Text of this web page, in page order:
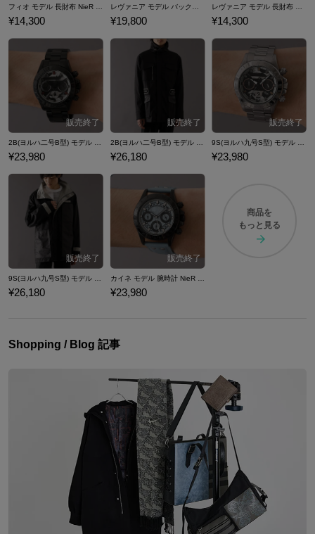
フィオ モデル 長財布 NieR Re[in]carnation
¥14,300
レヴァニア モデル バックパック NieR Re[in]carnation
¥19,800
レヴァニア モデル 長財布 NieR Re[in]carnation
¥14,300
¥23,980 ¥26,180 ¥23,980
¥26,180 ¥23,980
商品を
もっと見る
Shopping / Blog 記事